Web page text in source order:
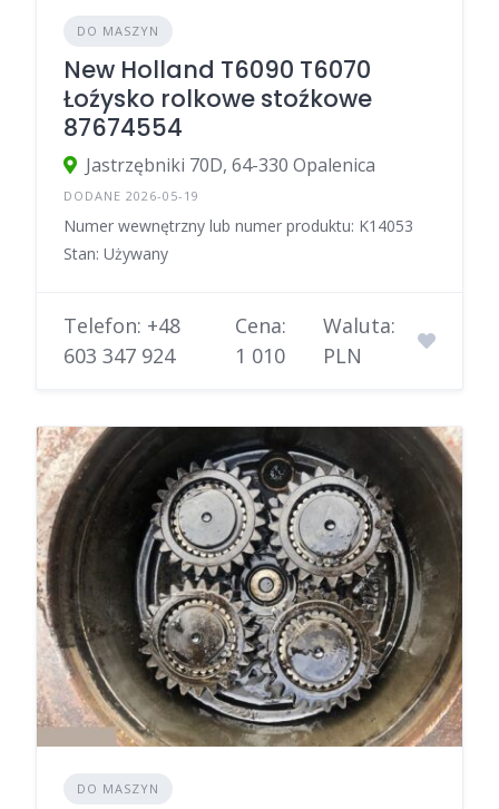
DO MASZYN
New Holland T6090 T6070
Łoźysko rolkowe stoźkowe
87674554
Jastrzębniki 70D, 64-330 Opalenica
DODANE 2026-05-19
Numer wewnętrzny lub numer produktu: K14053
Stan: Używany
Telefon: +48
603 347 924
Cena:
1 010
Waluta:
PLN
DO MASZYN